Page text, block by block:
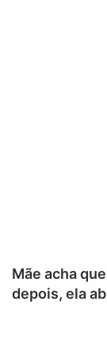
Mãe acha
depois, ela